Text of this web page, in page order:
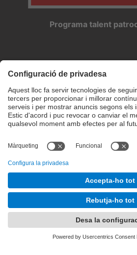
Programa talent
Configuració de
Condicions d’ús